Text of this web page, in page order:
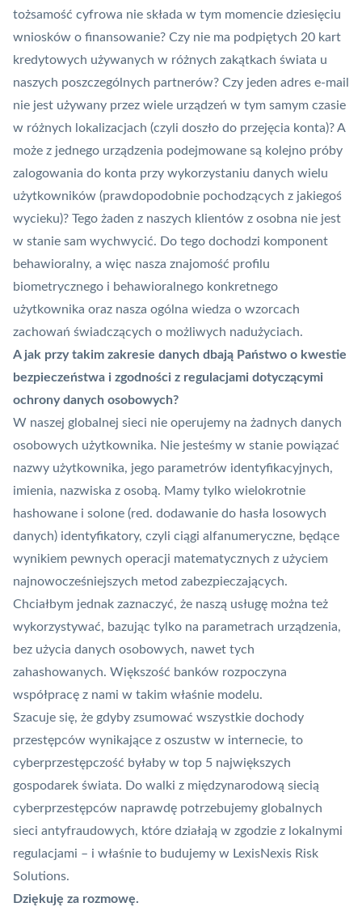
tożsamość cyfrowa nie składa w tym momencie dziesięciu
wniosków o finansowanie? Czy nie ma podpiętych 20 kart
kredytowych używanych w różnych zakątkach świata u
naszych poszczególnych partnerów? Czy jeden adres e-mail
nie jest używany przez wiele urządzeń w tym samym czasie
w różnych lokalizacjach (czyli doszło do przejęcia konta)? A
może z jednego urządzenia podejmowane są kolejno próby
zalogowania do konta przy wykorzystaniu danych wielu
użytkowników (prawdopodobnie pochodzących z jakiegoś
wycieku)? Tego żaden z naszych klientów z osobna nie jest
w stanie sam wychwycić. Do tego dochodzi komponent
behawioralny, a więc nasza znajomość profilu
biometrycznego i behawioralnego konkretnego
użytkownika oraz nasza ogólna wiedza o wzorcach
zachowań świadczących o możliwych nadużyciach.
A jak przy takim zakresie danych dbają Państwo o kwestie
bezpieczeństwa i zgodności z regulacjami dotyczącymi
ochrony danych osobowych?
W naszej globalnej sieci nie operujemy na żadnych danych
osobowych użytkownika. Nie jesteśmy w stanie powiązać
nazwy użytkownika, jego parametrów identyfikacyjnych,
imienia, nazwiska z osobą. Mamy tylko wielokrotnie
hashowane i solone (red. dodawanie do hasła losowych
danych) identyfikatory, czyli ciągi alfanumeryczne, będące
wynikiem pewnych operacji matematycznych z użyciem
najnowocześniejszych metod zabezpieczających.
Chciałbym jednak zaznaczyć, że naszą usługę można też
wykorzystywać, bazując tylko na parametrach urządzenia,
bez użycia danych osobowych, nawet tych
zahashowanych. Większość banków rozpoczyna
współpracę z nami w takim właśnie modelu.
Szacuje się, że gdyby zsumować wszystkie dochody
przestępców wynikające z oszustw w internecie, to
cyberprzestępczość byłaby w top 5 największych
gospodarek świata. Do walki z międzynarodową siecią
cyberprzestępców naprawdę potrzebujemy globalnych
sieci antyfraudowych, które działają w zgodzie z lokalnymi
regulacjami – i właśnie to budujemy w LexisNexis Risk
Solutions.
Dziękuję za rozmowę.